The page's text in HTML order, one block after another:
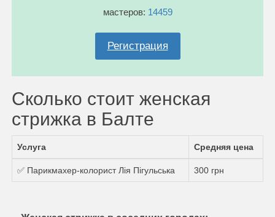
мастеров: 14459
Регистрация
Сколько стоит женская
стрижка в Балте
Услуга Средняя цена
✅ Парикмахер-колорист Лія Пігульська 300 грн